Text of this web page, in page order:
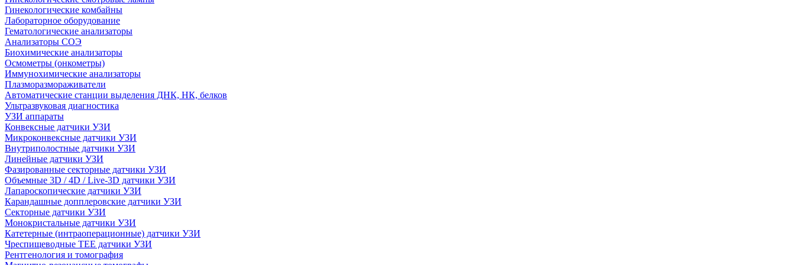
Гинекологические комбайны
Лабораторное оборудование
Гематологические анализаторы
Анализаторы СОЭ
Биохимические анализаторы
Осмометры (онкометры)
Иммунохимические анализаторы
Плазморазмораживатели
Автоматические станции выделения ДНК, НК, белков
Ультразвуковая диагностика
УЗИ аппараты
Конвексные датчики УЗИ
Микроконвексные датчики УЗИ
Внутриполостные датчики УЗИ
Линейные датчики УЗИ
Фазированные секторные датчики УЗИ
Объемные 3D / 4D / Live-3D датчики УЗИ
Лапароскопические датчики УЗИ
Карандашные допплеровские датчики УЗИ
Секторные датчики УЗИ
Монокристальные датчики УЗИ
Катетерные (интраоперационные) датчики УЗИ
Чреспищеводные TEE датчики УЗИ
Рентгенология и томография